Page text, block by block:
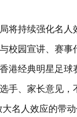
将持续强化名
校园宣讲、赛
港经典明星足
手、家长意见
大名人效应的带